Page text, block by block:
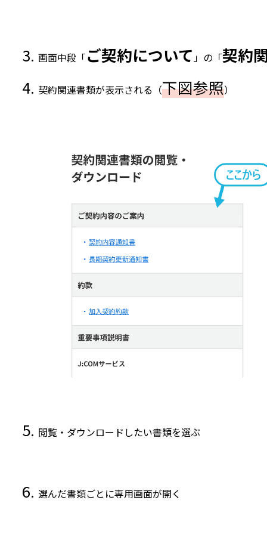
画面中段「ご契約について 」の「契約
契約関連書類が表示される（下図参照）
閲覧・ダウンロードしたい書類を選ぶ
選んだ書類ごとに専用画面が開く